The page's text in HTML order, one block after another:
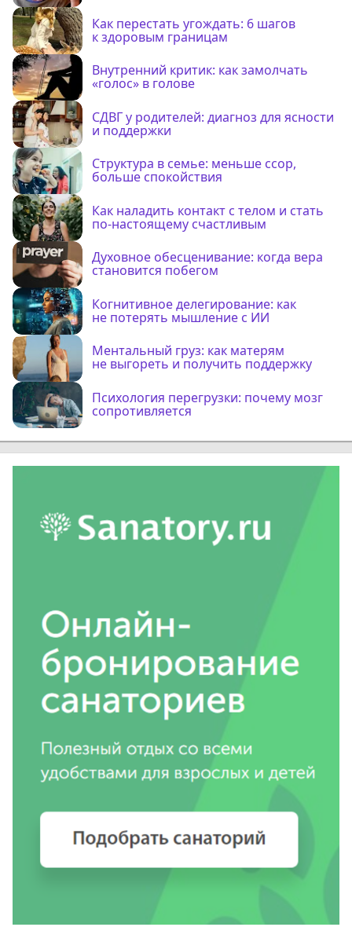
Как перестать угождать: 6 шагов
к здоровым границам
Внутренний критик: как замолчать
«голос» в голове
СДВГ у родителей: диагноз для ясности
и поддержки
Структура в семье: меньше ссор,
больше спокойствия
Как наладить контакт с телом и стать
по-настоящему счастливым
Духовное обесценивание: когда вера
становится побегом
Когнитивное делегирование: как
не потерять мышление с ИИ
Ментальный груз: как матерям
не выгореть и получить поддержку
Психология перегрузки: почему мозг
сопротивляется